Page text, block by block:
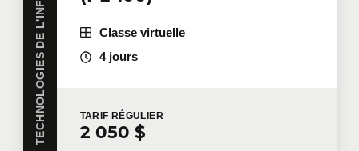
Classe virtuelle
4 jours
TARIF RÉGULIER
2 050 $